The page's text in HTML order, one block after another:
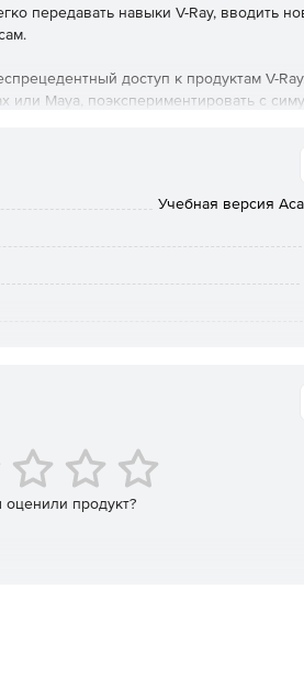
передавать навыки V-Ray, вводить
доступ к продуктам V-
Maya, поэкспериментировать с
чем покупка отдельной
Учебная версия
продукт?